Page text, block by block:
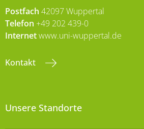
Postfach 42097 Wuppertal
Telefon +49 202 439-0
Internetwww.uni-wuppertal.de
Kontakt
Unsere Standorte